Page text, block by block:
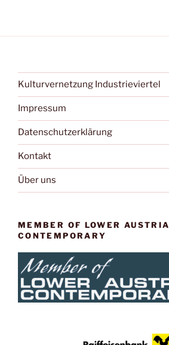
Kulturvernetzung Industrieviertel
Impressum
Datenschutzerklärung
Kontakt
Über uns
MEMBER OF LOWER AUSTRIA
CONTEMPORARY